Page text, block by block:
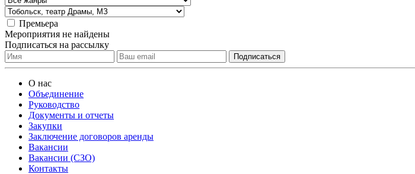
Премьера
Мероприятия не найдены
Подписаться на рассылку
О нас
Объединение
Руководство
Документы и отчеты
Закупки
Заключение договоров аренды
Вакансии
Вакансии (СЗО)
Контакты